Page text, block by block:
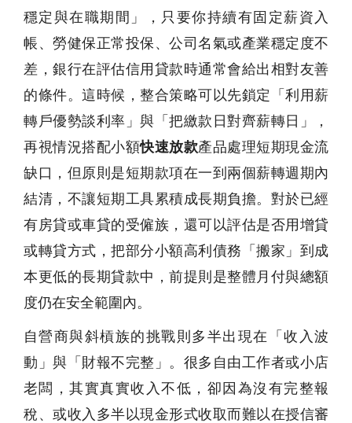
穩定與在職期間」，只要你持續有固定薪資入
帳、勞健保正常投保、公司名氣或產業穩定度不
差，銀行在評估信用貸款時通常會給出相對友善
的條件。這時候，整合策略可以先鎖定「利用薪
轉戶優勢談利率」與「把繳款日對齊薪轉日」，
再視情況搭配小額快速放款產品處理短期現金流
缺口，但原則是短期款項在一到兩個薪轉週期內
結清，不讓短期工具累積成長期負擔。對於已經
有房貸或車貸的受僱族，還可以評估是否用增貸
或轉貸方式，把部分小額高利債務「搬家」到成
本更低的長期貸款中，前提則是整體月付與總額
度仍在安全範圍內。
自營商與斜槓族的挑戰則多半出現在「收入波
動」與「財報不完整」。很多自由工作者或小店
老闆，其實真實收入不低，卻因為沒有完整報
稅、或收入多半以現金形式收取而難以在授信審